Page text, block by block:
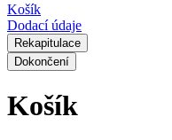
Košík
Dodací údaje
Rekapitulace
Dokončení
Košík